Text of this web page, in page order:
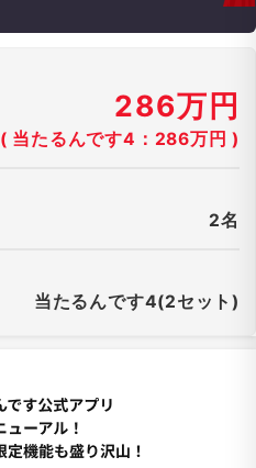
286万円
( 当たるんです4：286万円 )
2名
当たるんです4(2セット)